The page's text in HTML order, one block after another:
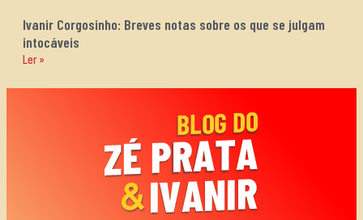
Ivanir Corgosinho: Breves notas sobre os que se julgam
intocáveis
Ler »